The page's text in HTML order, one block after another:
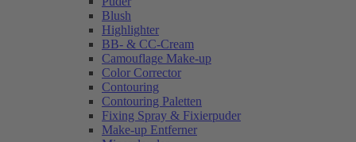
Blush
Highlighter
BB- & CC-Cream
Camouflage Make-up
Color Corrector
Contouring
Contouring Paletten
Fixing Spray & Fixierpuder
Make-up Entferner